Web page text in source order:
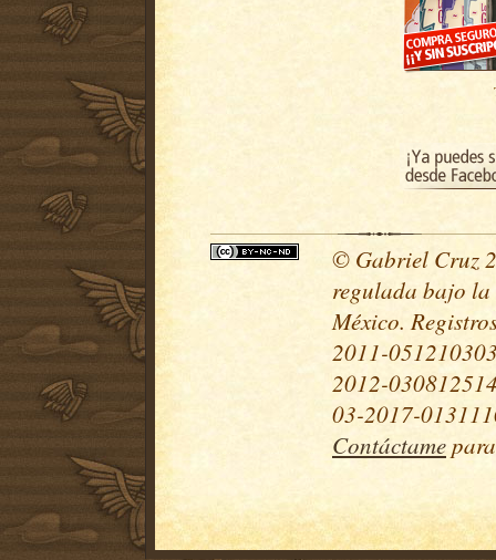
© Gabriel Cruz
regulada bajo la
México.
2011-
2012-
03-2017-
Contáctame